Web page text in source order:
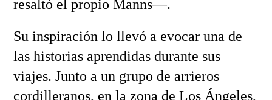
resaltó el propio Manns—.
Su inspiración lo llevó a evocar una de
las historias aprendidas durante sus
viajes. Junto a un grupo de arrieros
cordilleranos, en la zona de Los Ángeles,